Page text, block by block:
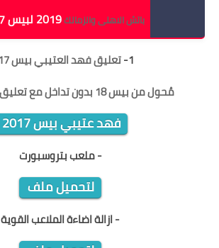
باتش الاهلى والزمالك2019 لبيس 2017
1- تعليق فهد العتيبي بيس 2017
مُحول من بيس 18 بدون تداخل مع تعليق رؤوف
فهد عتيبي بيس 2017
- ملعب بتروسبورت
لتحميل ملف
- ازالة اضاءة الملاعب القوية